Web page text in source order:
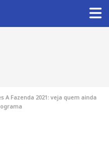
A Fazenda 2021: veja quem ainda